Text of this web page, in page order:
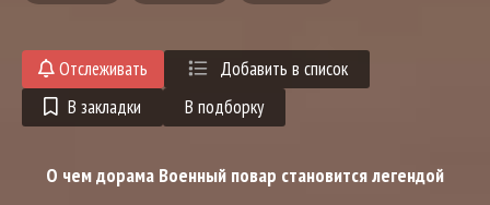
Отслеживать
Добавить в список
В закладки
В подборку
О чем дорама Военный повар становится легендой